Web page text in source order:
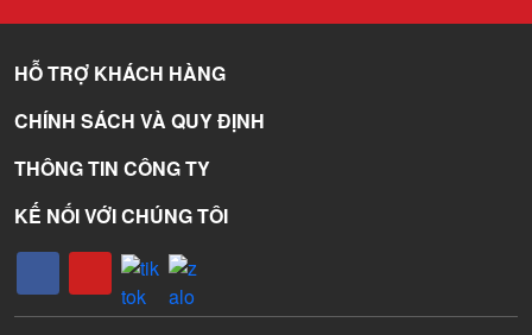
HỖ TRỢ KHÁCH HÀNG
CHÍNH SÁCH VÀ QUY ĐỊNH
THÔNG TIN CÔNG TY
KẾ NỐI VỚI CHÚNG TÔI